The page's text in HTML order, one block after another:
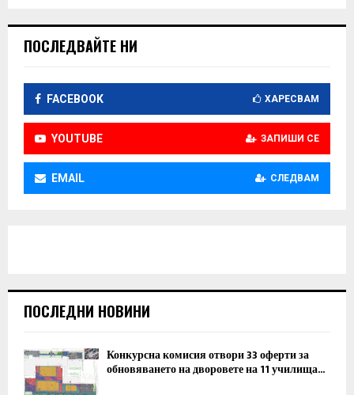
ПОСЛЕДВАЙТЕ НИ
FACEBOOK ХАРЕСВАМ
YOUTUBE ЗАПИШИ СЕ
EMAIL СЛЕДВАМ
ПОСЛЕДНИ НОВИНИ
Конкурсна комисия отвори 33 оферти за
обновяването на дворовете на 11 училища...